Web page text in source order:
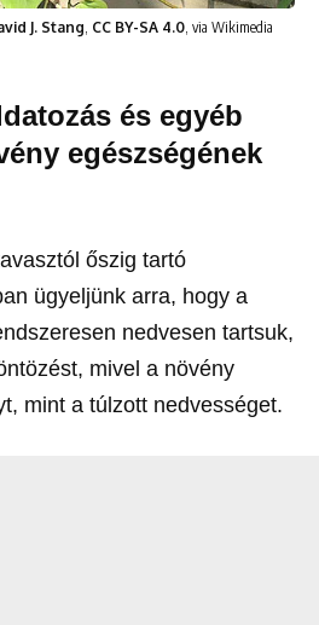
J. Stang CC BY-SA 4.0 , via Wikimedia
és egyéb
egészségének
őszig tartó
ügyeljünk arra, hogy a
nedvesen tartsuk,
mivel a növény
mint a túlzott nedvességet.